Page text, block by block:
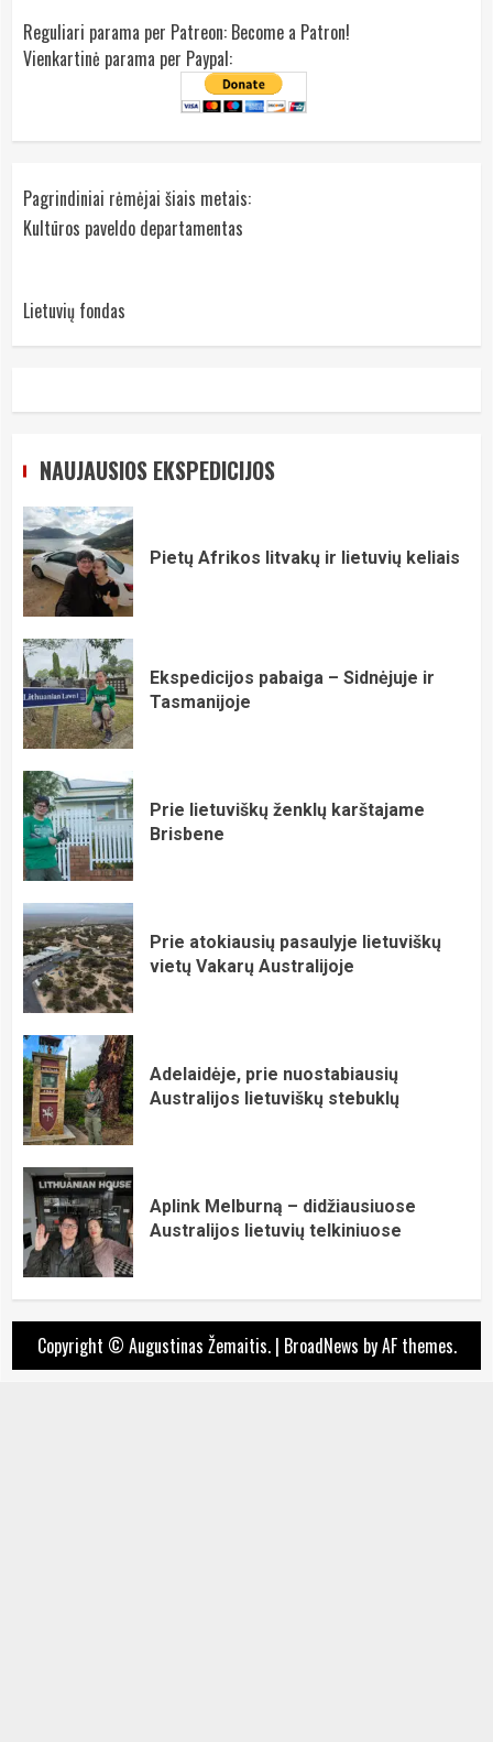
Reguliari parama per Patreon: Become a Patron!
Vienkartinė parama per Paypal:
Pagrindiniai rėmėjai šiais metais:
Kultūros paveldo departamentas
Lietuvių fondas
NAUJAUSIOS EKSPEDICIJOS
Pietų Afrikos litvakų ir lietuvių keliais
Ekspedicijos pabaiga – Sidnėjuje ir
Tasmanijoje
Prie lietuviškų ženklų karštajame
Brisbene
Prie atokiausių pasaulyje lietuviškų
vietų Vakarų Australijoje
Adelaidėje, prie nuostabiausių
Australijos lietuviškų stebuklų
Aplink Melburną – didžiausiuose
Australijos lietuvių telkiniuose
Copyright © Augustinas Žemaitis. | BroadNews by AF themes.